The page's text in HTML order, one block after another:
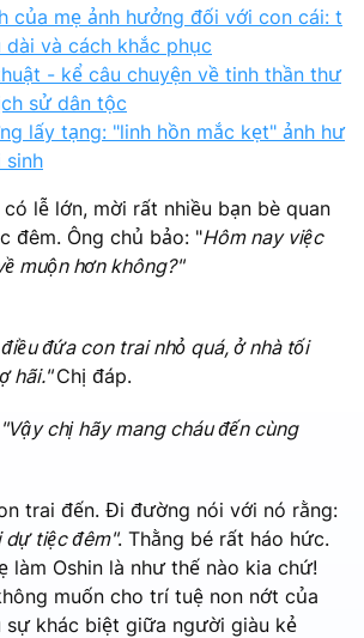
của mẹ ảnh hưởng đối với con cái: t
dài và cách khắc phục
- kể câu chuyện về tinh thần thư
sử dân tộc
lấy tạng: "linh hồn mắc kẹt" ảnh hư
sinh
lễ lớn, mời rất nhiều bạn bè quan
đêm. Ông chủ bảo: "Hôm nay việc
muộn hơn không?"
đứa con trai nhỏ quá, ở nhà tối
hãi."Chị đáp.
"Vậy chị hãy mang cháu đến cùng
trai đến. Đi đường nói với nó rằng:
dự tiệc đêm". Thằng bé rất háo hức.
làm Oshin là như thế nào kia chứ!
muốn cho trí tuệ non nớt của
sự khác biệt giữa người giàu kẻ